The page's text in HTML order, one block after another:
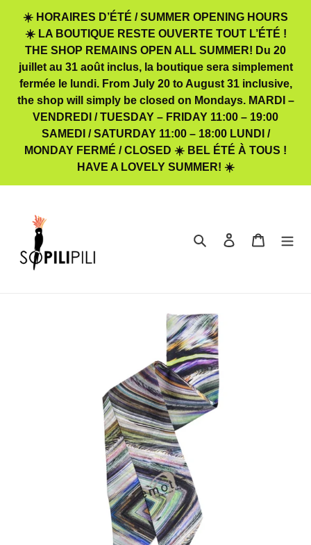
contenu
☀️ HORAIRES D’ÉTÉ / SUMMER OPENING HOURS
☀️ LA BOUTIQUE RESTE OUVERTE TOUT L’ÉTÉ !
THE SHOP REMAINS OPEN ALL SUMMER! Du 20
juillet au 31 août inclus, la boutique sera simplement
fermée le lundi. From July 20 to August 31 inclusive,
the shop will simply be closed on Mondays. MARDI –
VENDREDI / TUESDAY – FRIDAY 11:00 – 19:00
SAMEDI / SATURDAY 11:00 – 18:00 LUNDI /
MONDAY FERMÉ / CLOSED ☀️ BEL ÉTÉ À TOUS !
HAVE A LOVELY SUMMER! ☀️
RechercherSe connecter
Panier